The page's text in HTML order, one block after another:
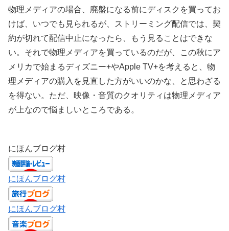
物理メディアの場合、廃盤になる前にディスクを買ってお
けば、いつでも見られるが、ストリーミング配信では、契
約が切れて配信中止になったら、もう見ることはできな
い。それで物理メディアを買っているのだが、この秋にア
メリカで始まるディズニー+やApple TV+を考えると、物
理メディアの購入を見直した方がいいのかな、と思わざる
を得ない。ただ、映像・音質のクオリティは物理メディア
が上なので悩ましいところである。
にほんブログ村
にほんブログ村
にほんブログ村